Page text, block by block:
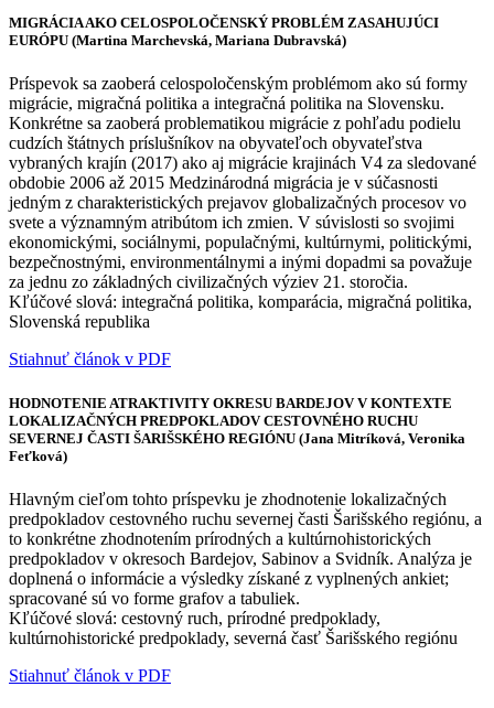
MIGRÁCIA AKO CELOSPOLOČENSKÝ PROBLÉM ZASAHUJÚCI
EURÓPU (Martina Marchevská, Mariana Dubravská)
Príspevok sa zaoberá celospoločenským problémom ako sú formy
migrácie, migračná politika a integračná politika na Slovensku.
Konkrétne sa zaoberá problematikou migrácie z pohľadu podielu
cudzích štátnych príslušníkov na obyvateľoch obyvateľstva
vybraných krajín (2017) ako aj migrácie krajinách V4 za sledované
obdobie 2006 až 2015 Medzinárodná migrácia je v súčasnosti
jedným z charakteristických prejavov globalizačných procesov vo
svete a významným atribútom ich zmien. V súvislosti so svojimi
ekonomickými, sociálnymi, populačnými, kultúrnymi, politickými,
bezpečnostnými, environmentálnymi a inými dopadmi sa považuje
za jednu zo základných civilizačných výziev 21. storočia.
Kľúčové slová: integračná politika, komparácia, migračná politika,
Slovenská republika
Stiahnuť článok v PDF
HODNOTENIE ATRAKTIVITY OKRESU BARDEJOV V KONTEXTE
LOKALIZAČNÝCH PREDPOKLADOV CESTOVNÉHO RUCHU
SEVERNEJ ČASTI ŠARIŠSKÉHO REGIÓNU (Jana Mitríková, Veronika
Feťková)
Hlavným cieľom tohto príspevku je zhodnotenie lokalizačných
predpokladov cestovného ruchu severnej časti Šarišského regiónu, a
to konkrétne zhodnotením prírodných a kultúrnohistorických
predpokladov v okresoch Bardejov, Sabinov a Svidník. Analýza je
doplnená o informácie a výsledky získané z vyplnených ankiet;
spracované sú vo forme grafov a tabuliek.
Kľúčové slová: cestovný ruch, prírodné predpoklady,
kultúrnohistorické predpoklady, severná časť Šarišského regiónu
Stiahnuť článok v PDF